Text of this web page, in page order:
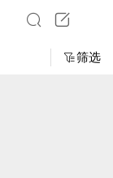
筛选